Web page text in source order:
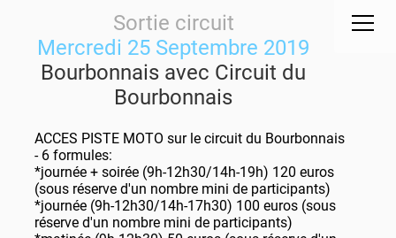
Sortie circuit
Mercredi 25 Septembre 2019
Bourbonnais avec Circuit du
Bourbonnais
ACCES PISTE MOTO sur le circuit du Bourbonnais
- 6 formules:
*journée + soirée (9h-12h30/14h-19h) 120 euros
(sous réserve d'un nombre mini de participants)
*journée (9h-12h30/14h-17h30) 100 euros (sous
réserve d'un nombre mini de participants)